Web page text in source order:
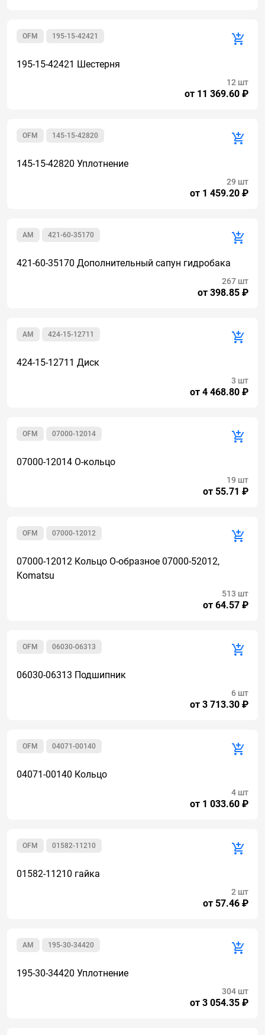
195-15-42421
OFM
195-15-42421 Шестерня
от 11 369.60 ₽
12 шт
145-15-42820
OFM
145-15-42820 Уплотнение
от 1 459.20 ₽
29 шт
421-60-35170
AM
421-60-35170 Дополнительный сапун гидробака
от 398.85 ₽
267 шт
424-15-12711
AM
424-15-12711 Диск
от 4 468.80 ₽
3 шт
07000-12014
OFM
07000-12014 О-кольцо
от 55.71 ₽
19 шт
07000-12012
OFM
07000-12012 Кольцо О-образное 07000-52012,
Komatsu
от 64.57 ₽
513 шт
06030-06313
OFM
06030-06313 Подшипник
от 3 713.30 ₽
6 шт
04071-00140
OFM
04071-00140 Кольцо
от 1 033.60 ₽
4 шт
01582-11210
OFM
01582-11210 гайка
от 57.46 ₽
2 шт
195-30-34420
AM
195-30-34420 Уплотнение
от 3 054.35 ₽
304 шт